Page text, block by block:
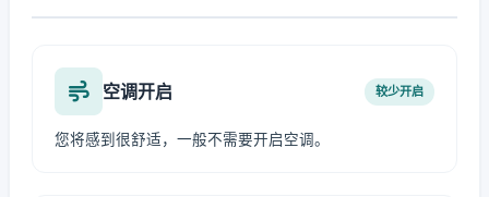
空调开启 较少开启
您将感到很舒适，一般不需要开启空调。